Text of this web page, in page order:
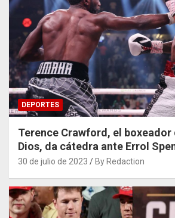
DEPORTES
Terence Crawford, el boxeador
Dios, da cátedra ante Errol
30 de julio de 2023 By Redaction